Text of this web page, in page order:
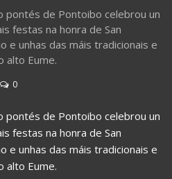
pontés de Pontoibo celebrou un
festas na honra de San
e unhas das máis tradicionais e
alto Eume.
0
pontés de Pontoibo celebrou un
festas na honra de San
e unhas das máis tradicionais e
alto Eume.